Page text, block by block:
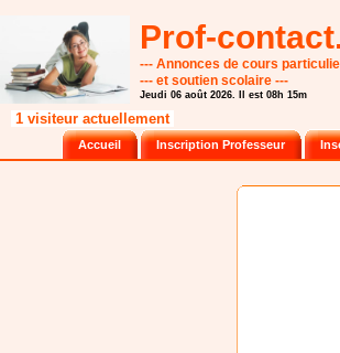
Prof-
--- Annonces de cours
--- et soutien scolaire ---
Jeudi 06 août 2026. Il est 08h 15m
1 visiteur actuellement
Accueil Inscription Professeur